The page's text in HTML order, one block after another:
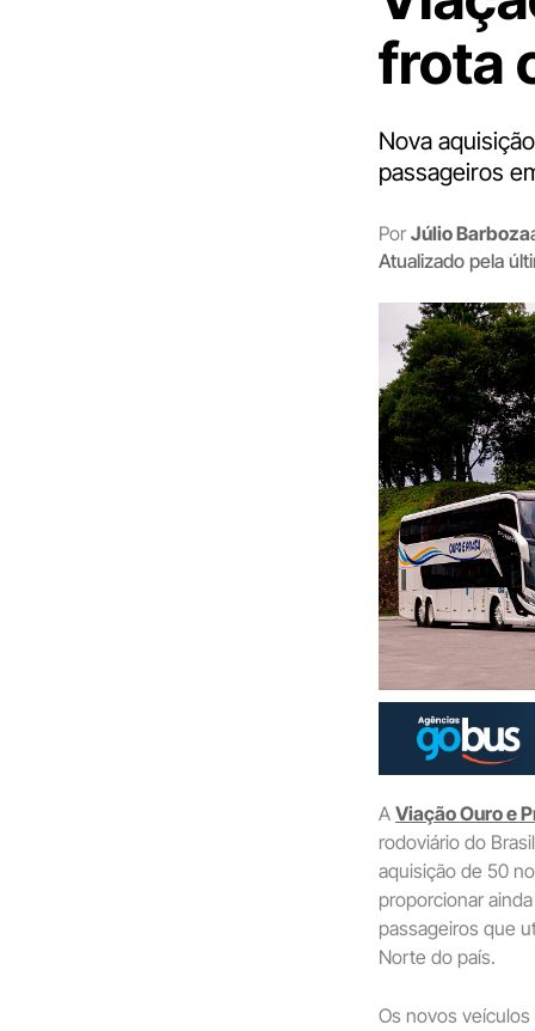
frota
Nova
passageiros
Por Júlio Barboza
Atualizado pela
A Viação Ouro e
rodoviário do
aquisição de 50
proporcionar
passageiros que
Norte do país.
Os novos veículos